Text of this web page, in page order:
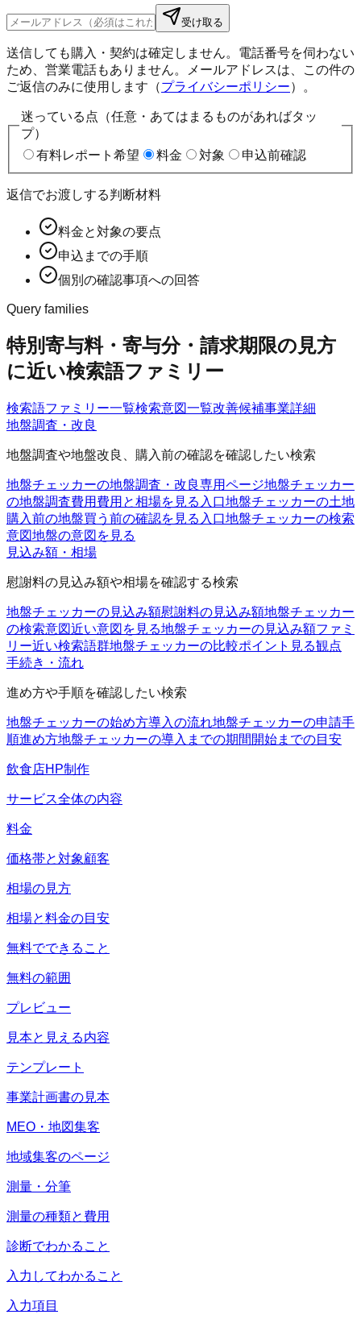
受け取る
送信しても購入・契約は確定しません。電話番号を伺わない
ため、営業電話もありません。メールアドレスは、この件の
ご返信のみに使用します（プライバシーポリシー）。
迷っている点（任意・あてはまるものがあればタッ
プ）
有料レポート希望
料金 対象 申込前確認
返信でお渡しする判断材料
料金と対象の要点
申込までの手順
個別の確認事項への回答
Query families
特別寄与料・寄与分・請求期限の見方
に近い検索語ファミリー
検索語ファミリー一覧検索意図一覧改善候補事業詳細
地盤調査・改良
地盤調査や地盤改良、購入前の確認を確認したい検索
地盤チェッカーの地盤調査・改良専用ページ地盤チェッカー
の地盤調査費用 費用と相場を見る入口地盤チェッカーの土地
購入前の地盤買う前の確認を見る入口地盤チェッカーの検索
意図地盤の意図を見る
見込み額・相場
慰謝料の見込み額や相場を確認する検索
地盤チェッカーの見込み額慰謝料の見込み額地盤チェッカー
の検索意図近い意図を見る地盤チェッカーの見込み額ファミ
リー近い検索語群地盤チェッカーの比較ポイント 見る観点
手続き・流れ
進め方や手順を確認したい検索
地盤チェッカーの始め方導入の流れ地盤チェッカーの申請手
順進め方地盤チェッカーの導入までの期間 開始までの目安
飲食店HP制作
サービス全体の内容
料金
価格帯と対象顧客
相場の見方
相場と料金の目安
無料でできること
無料の範囲
プレビュー
見本と見える内容
テンプレート
事業計画書の見本
MEO・地図集客
地域集客のページ
測量・分筆
測量の種類と費用
診断でわかること
入力してわかること
入力項目